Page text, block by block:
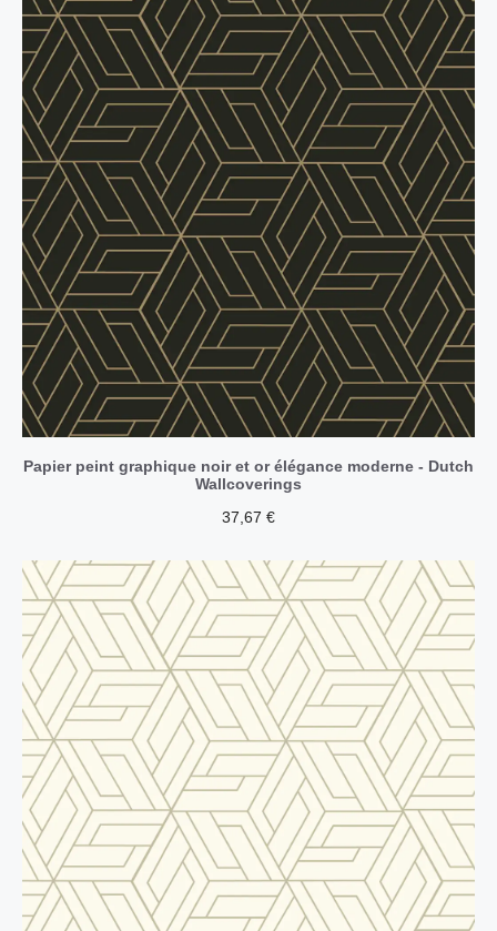
Papier peint graphique noir et or élégance moderne - Dutch
Wallcoverings
37,67 €